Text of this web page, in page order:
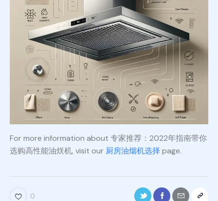
For more information about 专家推荐：2022年指南带你
选购高性能油烪机, visit our 厨房油烟机选择 page.
0